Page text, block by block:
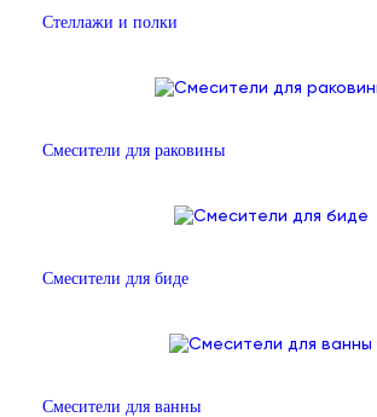
Стеллажи и полки
Смесители для раковины
Смесители для биде
Смесители для ванны